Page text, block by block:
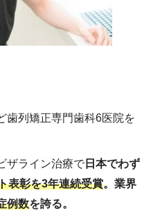
歯列矯正専門歯科6医院を
ザライン治療で 日本でわず
表彰を3年連続受賞。業界
例数を誇る。